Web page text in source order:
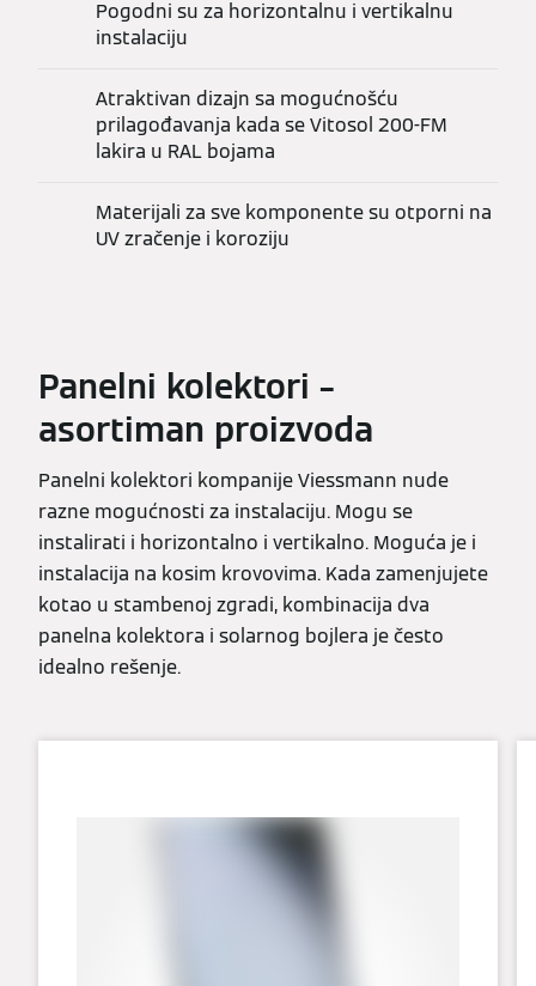
Pogodni su za horizontalnu i vertikalnu
instalaciju
Atraktivan dizajn sa mogućnošću
prilagođavanja kada se Vitosol 200-FM
lakira u RAL bojama
Materijali za sve komponente su otporni na
UV zračenje i koroziju
Panelni kolektori –
asortiman proizvoda
Panelni kolektori kompanije Viessmann nude
razne mogućnosti za instalaciju. Mogu se
instalirati i horizontalno i vertikalno. Moguća je i
instalacija na kosim krovovima. Kada zamenjujete
kotao u stambenoj zgradi, kombinacija dva
panelna kolektora i solarnog bojlera je često
idealno rešenje.